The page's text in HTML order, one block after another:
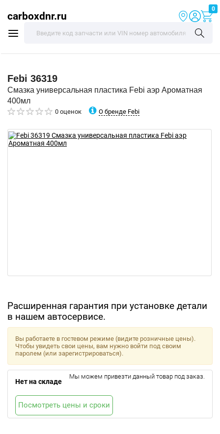
carboxdnr.ru
0
Febi 36319
Смазка универсальная пластика Febi аэр Ароматная
400мл
0 оценок О бренде Febi
Расширенная гарантия при установке детали
в нашем автосервисе.
Вы работаете в гостевом режиме (видите розничные цены).
Чтобы увидеть свои цены, вам нужно войти под своим
паролем (или зарегистрироваться).
Нет на складе
Мы можем привезти данный товар под заказ.
Посмотреть цены и сроки